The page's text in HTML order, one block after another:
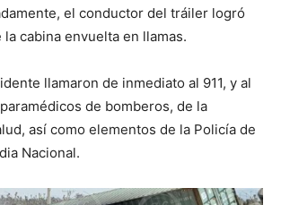
el conductor del tráiler logró
cabina envuelta en llamas.
llamaron de inmediato al 911, y al
de bomberos, de la
así como elementos de la Policía de
Nacional.